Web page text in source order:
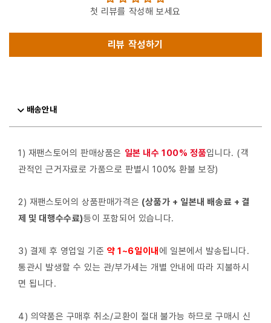
첫 리뷰를 작성해 보세요
리뷰 작성하기
배송안내
1) 재팬스토어의 판매상품은 일본 내수 100% 정품입니다. (객
관적인 근거자료로 가품으로 판별시 100% 환불 보장)
2) 재팬스토어의 상품판매가격은 (상품가 + 일본내 배송료 + 결
제 및 대행수수료)등이 포함되어 있습니다.
3) 결제 후 영업일 기준 약 1~6일이내 에 일본에서 발송됩니다.
통관시 발생할 수 있는 관/부가세는 개별 안내에 따라 지불하시
면 됩니다.
4) 의약품은 구매후 취소/교환이 절대 불가능 하므로 구매시 신